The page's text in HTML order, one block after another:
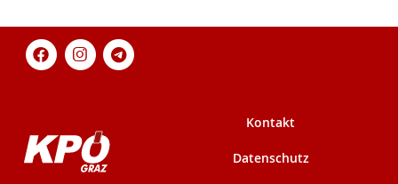
Kontakt
Datenschutz